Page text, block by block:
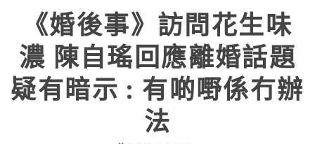
《婚後事》訪問花生味
濃 陳自瑤回應離婚話題
疑有暗示 : 有啲嘢係冇辦
法